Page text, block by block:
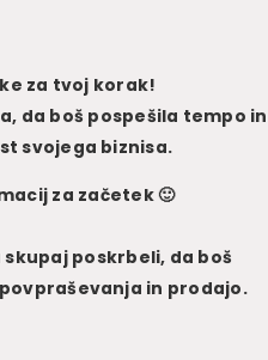
za tvoj korak!
da boš pospešila tempo in
svojega biznisa.
za začetek 🙂
poskrbeli, da boš
in prodajo.